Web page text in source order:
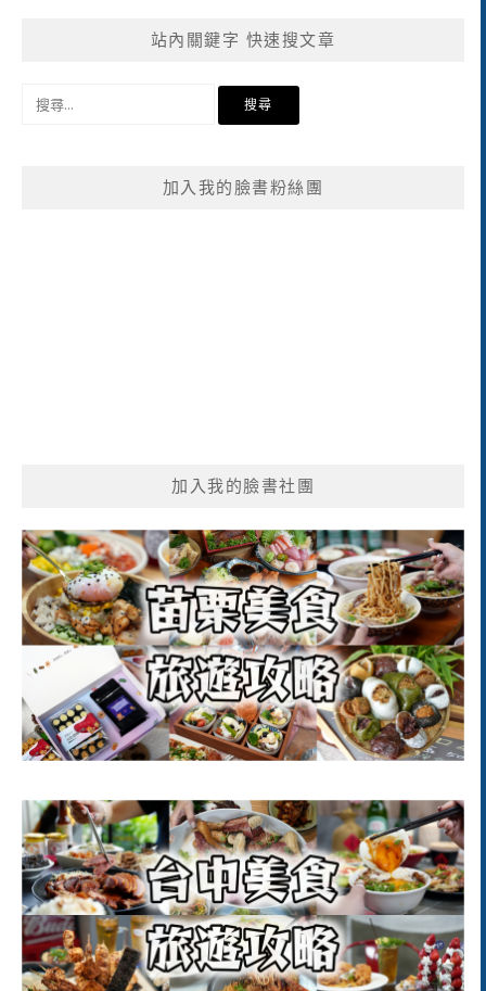
站內關鍵字 快速搜文章
加入我的臉書粉絲團
加入我的臉書社團